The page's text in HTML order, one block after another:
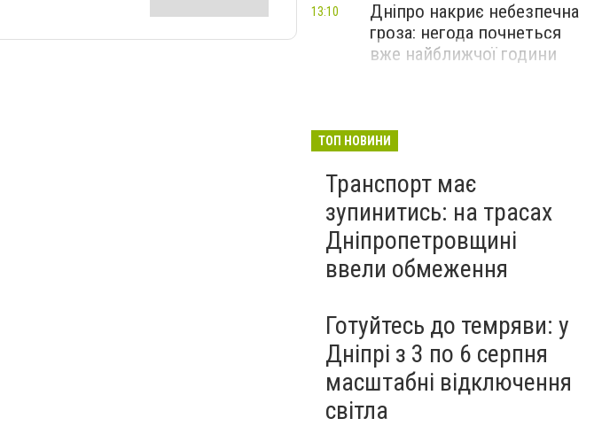
Дніпро накриє небезпечна
гроза: негода почнеться
вже найближчої години
13:10
ТОП НОВИНИ
Транспорт має
зупинитись: на трасах
Дніпропетровщині
ввели обмеження
Готуйтесь до темряви: у
Дніпрі з 3 по 6 серпня
масштабні відключення
світла